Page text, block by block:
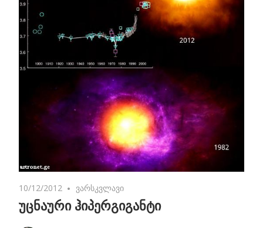
10/12/2012 No comments
ვარსკვლავი
უცნაური ჰიპერგიგანტი